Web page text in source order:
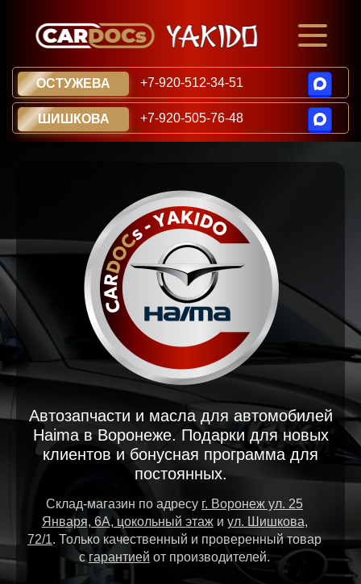
ОСТУЖЕВА +7-920-512-34-51
ШИШКОВА +7-920-505-76-48
Автозапчасти и масла для автомобилей
Haima в Воронеже. Подарки для новых
клиентов и бонусная программа для
постоянных.
Склад-магазин по адресу г. Воронеж ул. 25
Января, 6А, цокольный этажи ул. Шишкова,
72/1. Только качественный и проверенный товар
сгарантией от производителей.